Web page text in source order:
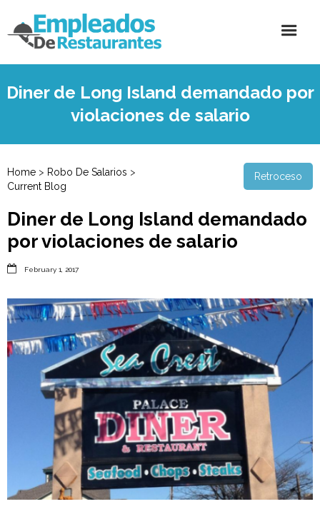
Diner de Long Island demandado por
violaciones de salario
Home > Robo De Salarios >
Current Blog
Retroceso
Diner de Long Island demandado
por violaciones de salario
 February 1, 2017